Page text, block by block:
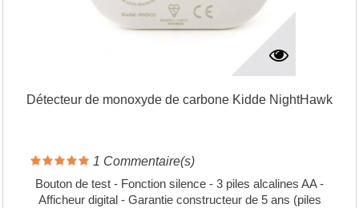
Détecteur de monoxyde de carbone Kidde NightHawk
1 Commentaire(s)
Bouton de test - Fonction silence - 3 piles alcalines AA -
Afficheur digital - Garantie constructeur de 5 ans (piles